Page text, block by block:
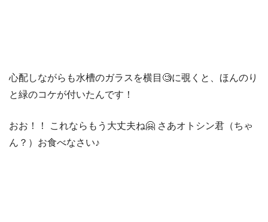
心配しながらも水槽のガラスを横目🧐に覗くと、ほんのり
と緑のコケが付いたんです！
おお！！ これならもう大丈夫ね🤗 さあオトシン君（ちゃ
ん？）お食べなさい♪